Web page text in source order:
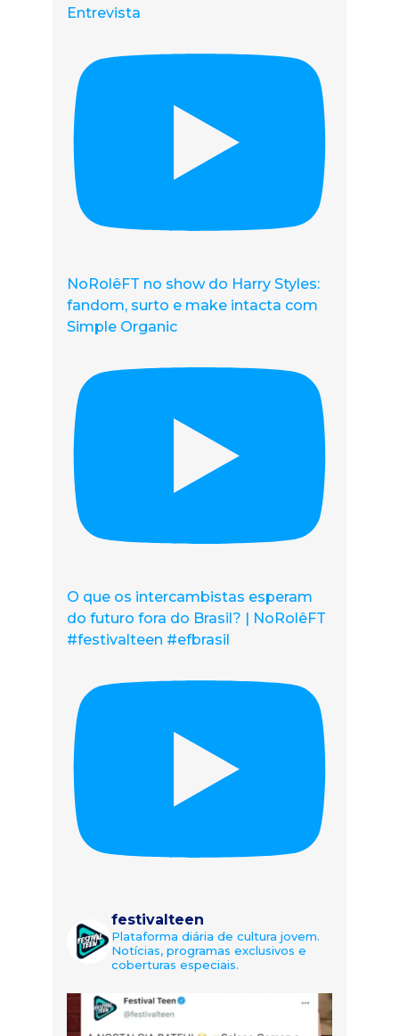
Entrevista
NoRolêFT no show do Harry Styles:
fandom, surto e make intacta com
Simple Organic
O que os intercambistas esperam
do futuro fora do Brasil? | NoRolêFT
#festivalteen #efbrasil
festivalteen
Plataforma diária de cultura jovem.
Notícias, programas exclusivos e
coberturas especiais.